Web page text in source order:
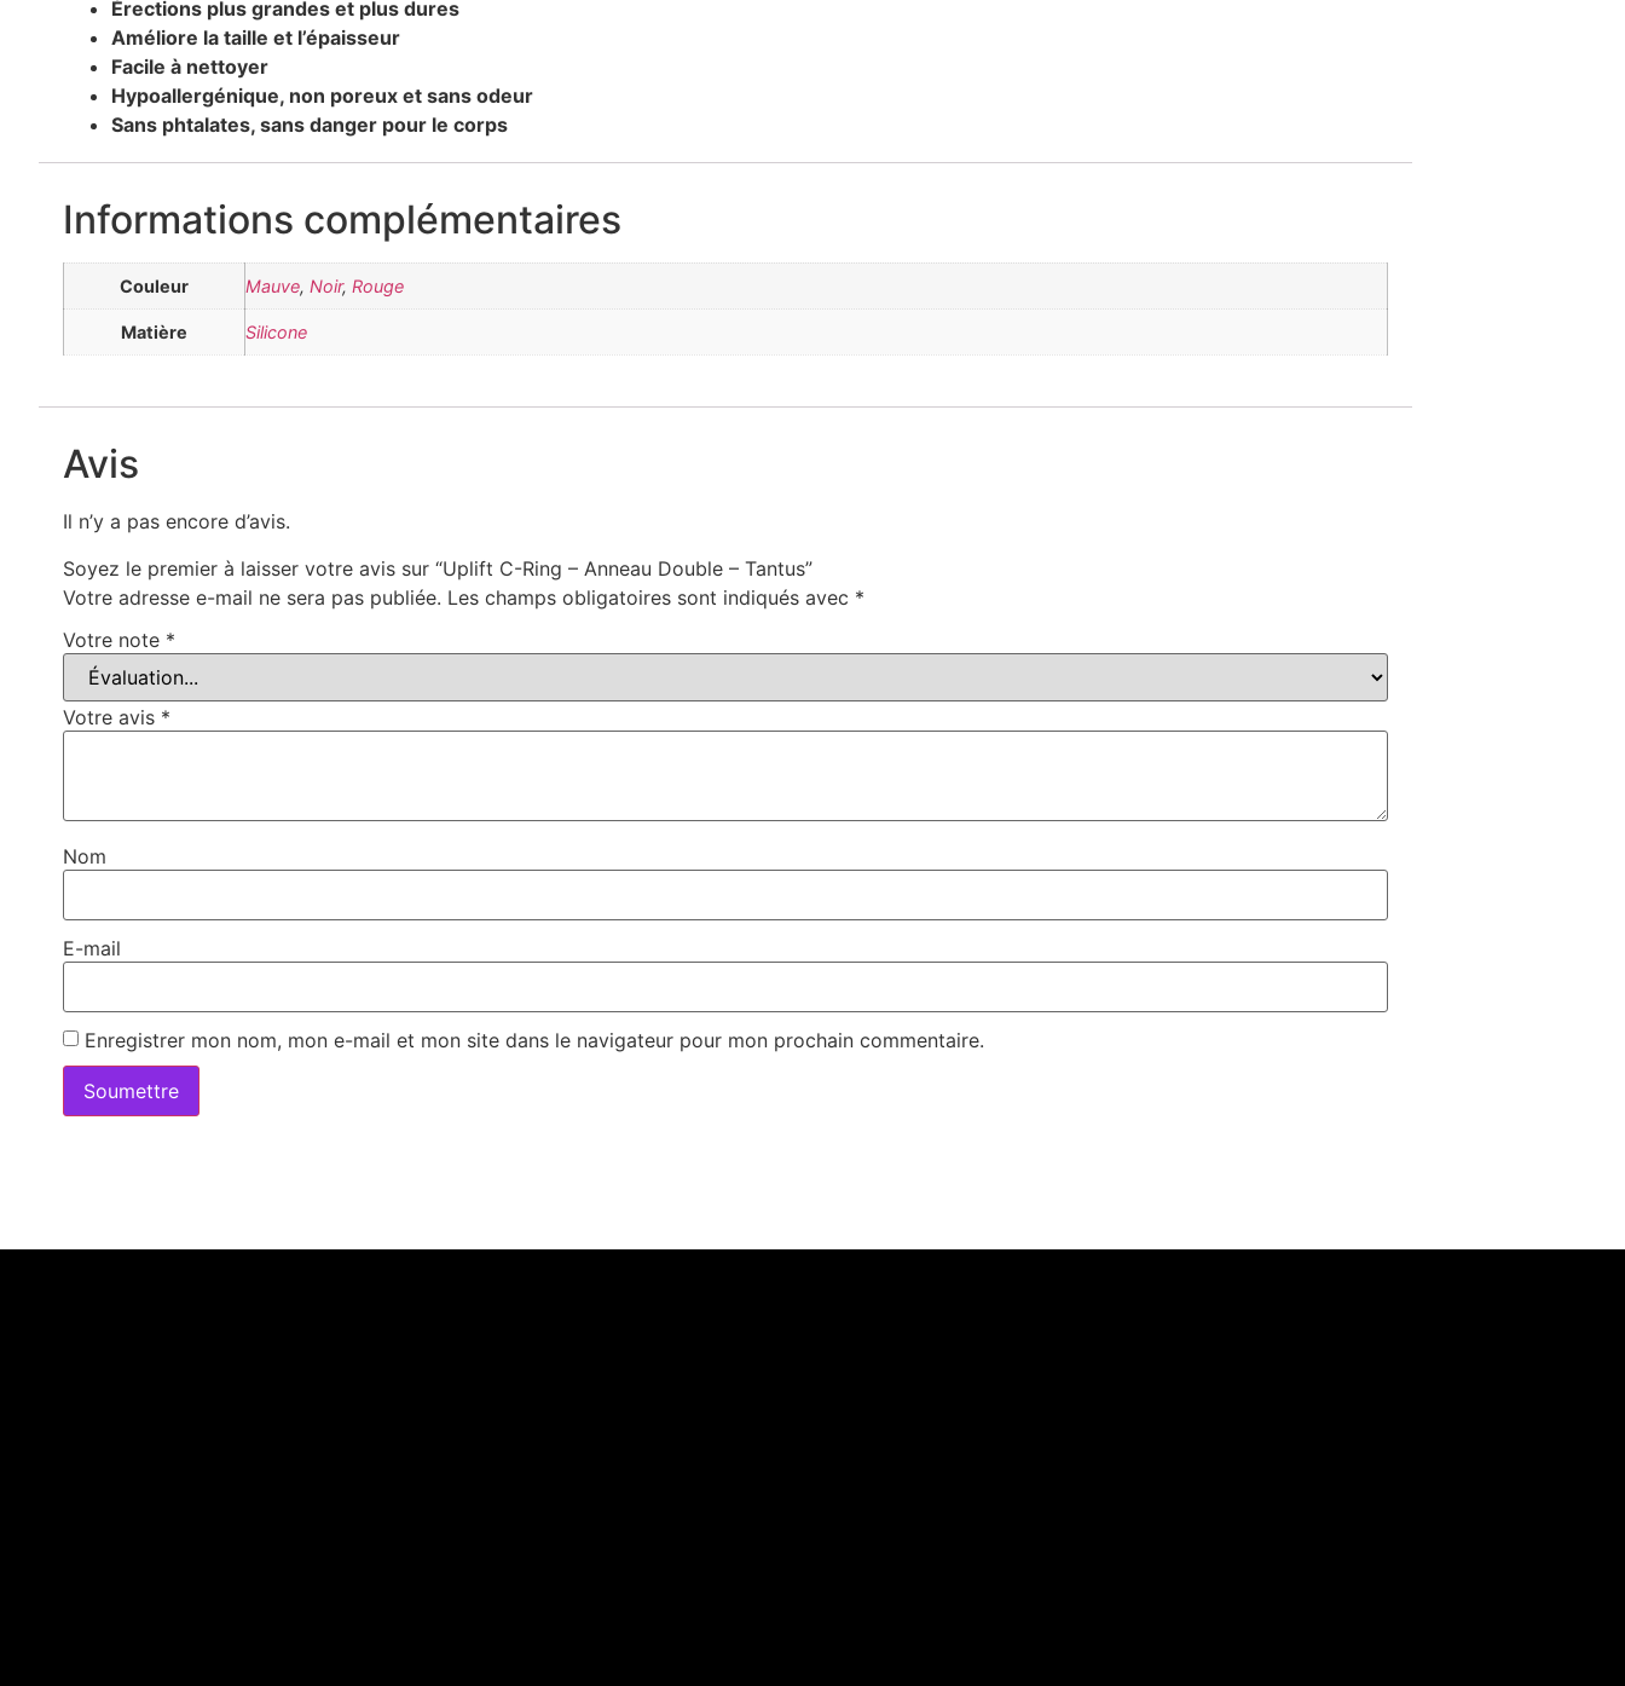
Érections plus grandes et plus dures
Améliore la taille et l’épaisseur
Facile à nettoyer
Hypoallergénique, non poreux et sans odeur
Sans phtalates, sans danger pour le corps
Informations complémentaires
Couleur Mauve, Noir, Rouge
Matière Silicone
Avis
Il n’y a pas encore d’avis.
Soyez le premier à laisser votre avis sur “Uplift C-Ring – Anneau Double – Tantus”
Votre adresse e-mail ne sera pas publiée. Les champs obligatoires sont indiqués avec *
Votre note *
Votre avis *
Nom
E-mail
Enregistrer mon nom, mon e-mail et mon site dans le navigateur pour mon prochain commentaire.